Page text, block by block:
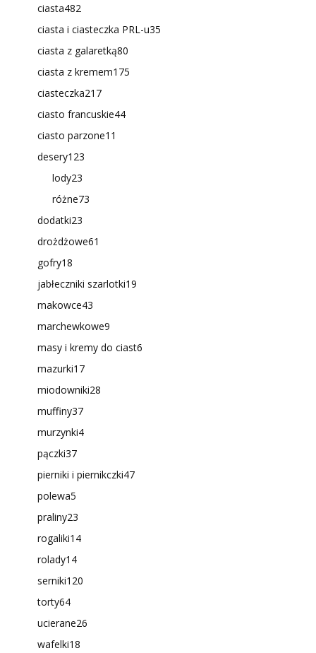
ciasta482
ciasta i ciasteczka PRL-u35
ciasta z galaretką80
ciasta z kremem175
ciasteczka217
ciasto francuskie44
ciasto parzone11
desery123
lody23
różne73
dodatki23
drożdżowe61
gofry18
jabłeczniki szarlotki19
makowce43
marchewkowe9
masy i kremy do ciast6
mazurki17
miodowniki28
muffiny37
murzynki4
pączki37
pierniki i piernikczki47
polewa5
praliny23
rogaliki14
rolady14
serniki120
torty64
ucierane26
wafelki18